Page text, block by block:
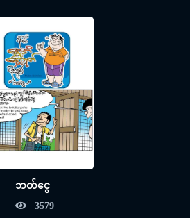
ဘတ်ငွေ
3579